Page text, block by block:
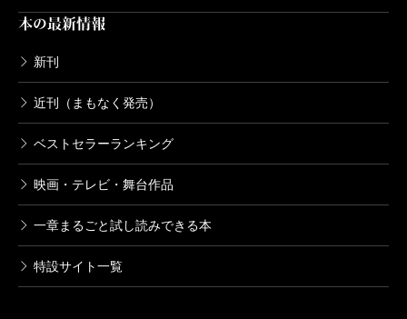
本の最新情報
新刊
近刊（まもなく発売）
ベストセラーランキング
映画・テレビ・舞台作品
一章まるごと試し読みできる本
特設サイト一覧